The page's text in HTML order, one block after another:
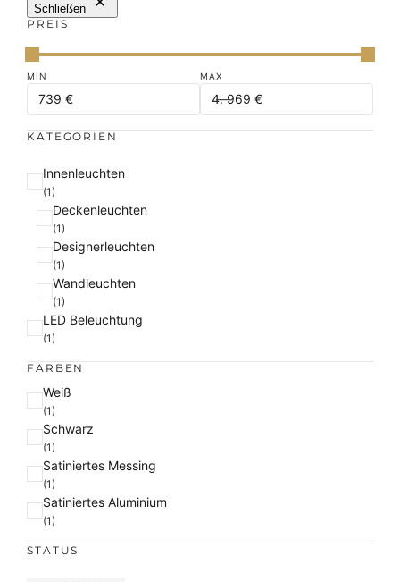
Schließen
PREIS
KATEGORIEN
K
a
Innenleuchten
(1)
Deckenleuchten
(1)
Designerleuchten
(1)
Wandleuchten
(1)
LED Beleuchtung
(1)
FARBEN
F
a
r
b
e
Weiß
(1)
Schwarz
(1)
Satiniertes Messing
(1)
Satiniertes Aluminium
(1)
STATUS